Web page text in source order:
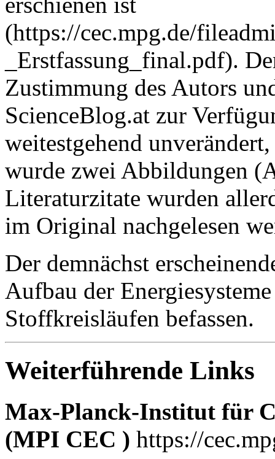
(https://cec.mpg.de/
_Erstfassung_final.pdf).
Zustimmung des Autors
ScienceBlog.at zur
weitestgehend
wurde zwei Abbildungen
Literaturzitate wurden
im Original nachgelesen
Der demnächst
Aufbau der
Stoffkreisläufen befassen.
Weiterführende Links
Max-Planck-Institut für
(MPI CEC ) https://